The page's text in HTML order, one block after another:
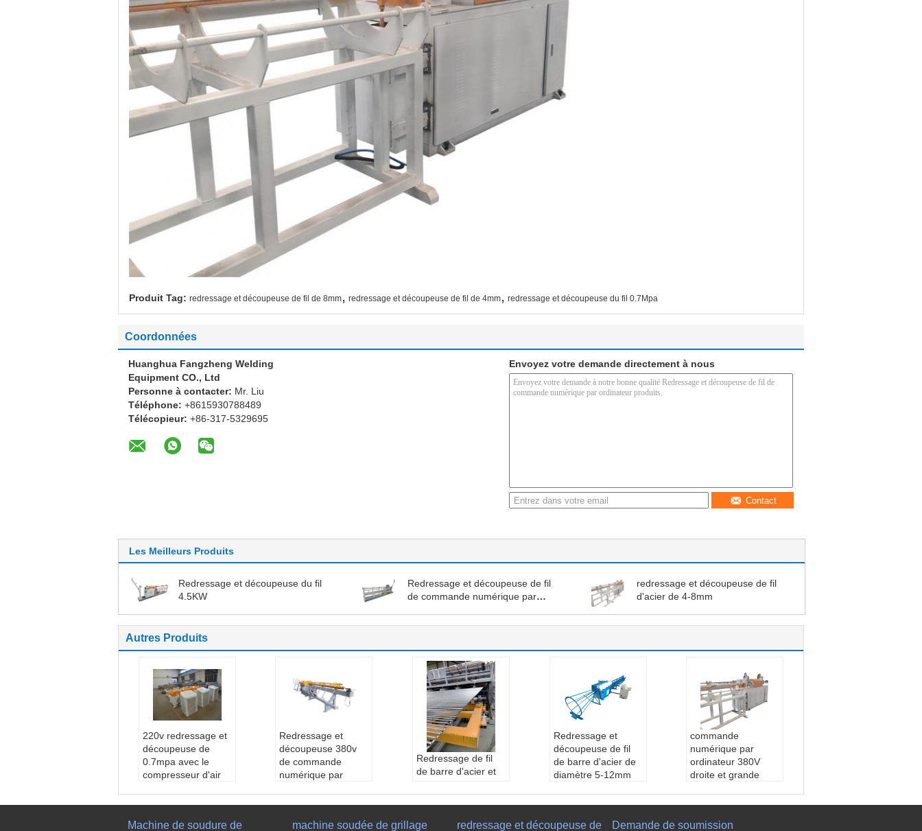
Produit Tag: redressage et découpeuse de fil de 8mm, redressage et découpeuse de fil de 4mm, redressage et découpeuse du fil 0.7Mpa
Coordonnées
Huanghua Fangzheng Welding
Equipment CO., Ltd
Personne à contacter: Mr. Liu
Téléphone: +8615930788489
Télécopieur: +86-317-5329695
Envoyez votre demande directement à nous
Contact
Les Meilleurs Produits
Redressage et découpeuse du fil
4.5KW
Redressage et découpeuse de fil
de commande numérique par
redressage et découpeuse de fil
d'acier de 4-8mm
Autres Produits
220v redressage et
découpeuse de
0.7mpa avec le
compresseur d'air
a découpeuse
Redressage et
découpeuse 380v
de commande
numérique par
e 380V/440V 3
Redressage de fil
de barre d'acier et
découpeuse
0V 3phase
Redressage et
découpeuse de fil
de barre d'acier de
diamètre 5-12mm
Tension ::
380V/44
commande
numérique par
ordinateur 380V
droite et grande
ebei, Chine
Machine de soudure de machine soudée de grillage redressage et découpeuse de Demande de soumission